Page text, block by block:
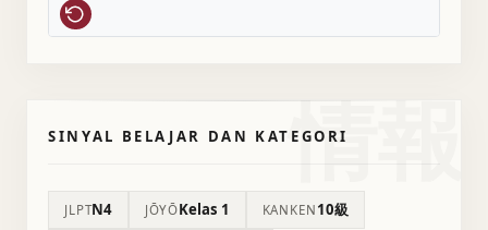
情報
SINYAL BELAJAR DAN KATEGORI
JLPTN4 JŌYŌKelas 1 KANKEN 10級